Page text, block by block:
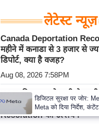
लेटेस्ट न्यूज़
Canada Deportation
महीने में कनाडा से 3 हजार से
डिपोर्ट, क्या है वजह?
Aug 08, 2026 7:58PM
UAE की Iran को कड़ी
टैंकर पर Missile Attack को
Resolution का उल्लंघन
डिजिटल सुरक्षा पर जोर:
Meta को दिया निर्देश,
मजबूत करे